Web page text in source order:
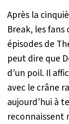
Après la
Break, les fans
épisodes de
peut dire que
d’un poil. Il
avec le crâne
aujourd’hui à
reconnaissent